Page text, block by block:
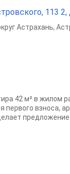
113 2,
Астрахань,
42 м² в жилом
первого взноса,
предложение